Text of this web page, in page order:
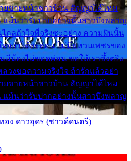
ยขายหน้าชาวบ้าน สัญญาได้ไหม
แม้นว่ารับปากอย่างนั้นสาวบึงพลาญ
ไกลถ้าใจพี่จริงซะอย่าง ความฝันนั้น
จอย่าได้กะล่อน ไม่มีแหวนเพชรของ
มีน้องไม่ขอดค่อน ขอให้เราซึ้งตรึง
วงขอความจริงใจ ถ้ารักแล้วอย่า
ยขายหน้าชาวบ้าน สัญญาได้ไหม
แม้นว่ารับปากอย่างนั้นสาวบึงพลาญ
อง ดาวอุดร (ซาวด์ดนตรี)